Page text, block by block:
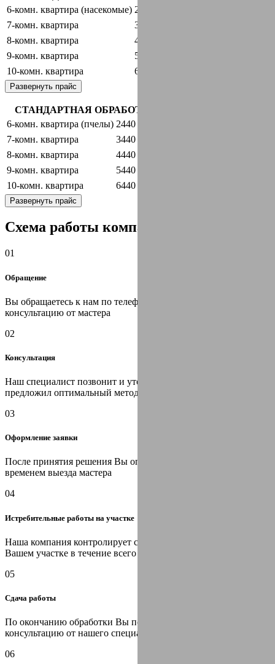
6-комн. квартира (насекомые) 2440 руб.
7-комн. квартира 3440 руб.
8-комн. квартира 4440 руб.
9-комн. квартира 5440 руб.
10-комн. квартира 6440 руб.
Развернуть прайс
СТАНДАРТНАЯ ОБРАБОТКА + ГАРАНТИЯ
6-комн. квартира (пчелы) 2440 руб.
7-комн. квартира 3440 руб.
8-комн. квартира 4440 руб.
9-комн. квартира 5440 руб.
10-комн. квартира 6440 руб.
Развернуть прайс
Схема работы компании:
01
Обращение
Вы обращаетесь к нам по телефону или оставляете заявку на
консультацию от мастера
02
Консультация
Наш специалист позвонит и уточнит информацию, затем
предложил оптимальный метод решения Вашей проблемы
03
Оформление заявки
После принятия решения Вы определяетесь с датой и
временем выезда мастера
04
Истребительные работы на участке
Наша компания контролирует санитарную ситуацию на
Вашем участке в течение всего срока гарантии
05
Сдача работы
По окончанию обработки Вы получаете необходимую
консультацию от нашего специалиста, оформляем договор
06